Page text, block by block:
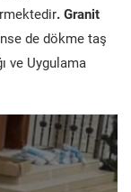
. Granit
de dökme taş
ve Uygulama